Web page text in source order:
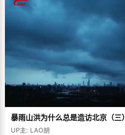
暴雨山洪为什么总是造访北京（三）
UP主: LAO胡